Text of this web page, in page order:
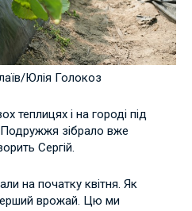
Юлія Голокоз
теплицях і на городі під
зібрало вже
Сергій.
на початку квітня. Як
врожай. Цю ми